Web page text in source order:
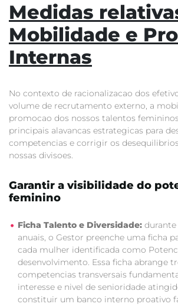
Medidas
Mobilidade e
Internas
No contexto de racionalizacao dos
volume de recrutamento externo, a
promocao dos nossos talentos
principais alavancas estrategicas para
competencias e corrigir os
nossas divisoes.
Garantir a visibilidade do
feminino
Ficha Talento e Diversidade: durante
anuais, o Gestor preenche uma ficha
cada mulher identificada como
desenvolvimento. Essa ficha abrange
competencias transversais
interesse e nivel de senioridade
constituir um banco interno proativo